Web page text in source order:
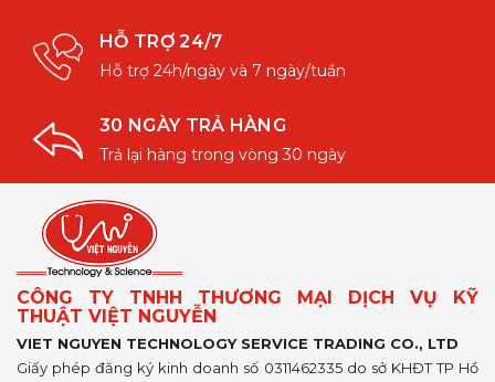
HỖ TRỢ 24/7
Hỗ trợ 24h/ngày và 7 ngày/tuần
30 NGÀY TRẢ HÀNG
Trả lại hàng trong vòng 30 ngày
CÔNG TY TNHH THƯƠNG MẠI DỊCH VỤ KỸ
THUẬT VIỆT NGUYỄN
VIET NGUYEN TECHNOLOGY SERVICE TRADING CO., LTD
Giấy phép đăng ký kinh doanh số 0311462335 do sở KHĐT TP Hồ